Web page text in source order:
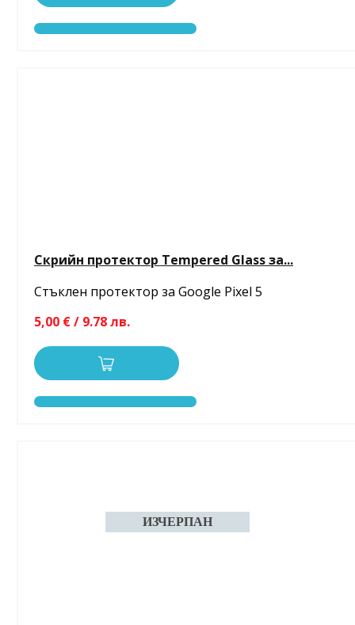
Скрийн протектор Tempered Glass за...
Стъклен протектор за Google Pixel 5
5,00 € / 9.78 лв.